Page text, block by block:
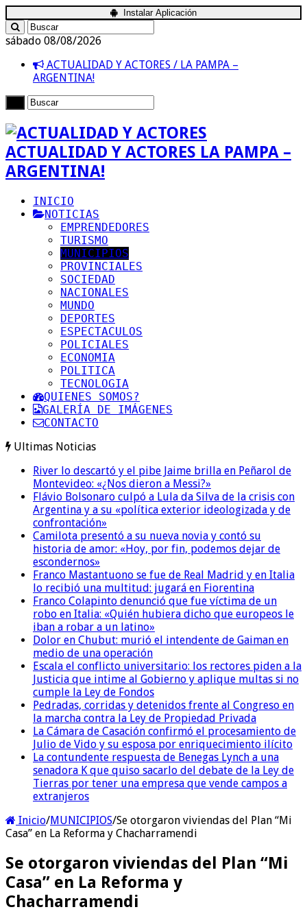
Instalar Aplicación
sábado 08/08/2026
ACTUALIDAD Y ACTORES / LA PAMPA –
ARGENTINA!
ACTUALIDAD Y ACTORES LA PAMPA –
ARGENTINA!
INICIO
NOTICIAS
EMPRENDEDORES
TURISMO
MUNICIPIOS
PROVINCIALES
SOCIEDAD
NACIONALES
MUNDO
DEPORTES
ESPECTACULOS
POLICIALES
ECONOMIA
POLITICA
TECNOLOGIA
QUIENES SOMOS?
GALERÍA DE IMÁGENES
CONTACTO
Ultimas Noticias
River lo descartó y el pibe Jaime brilla en Peñarol de
Montevideo: «¿Nos dieron a Messi?»
Flávio Bolsonaro culpó a Lula da Silva de la crisis con
Argentina y a su «política exterior ideologizada y de
confrontación»
Camilota presentó a su nueva novia y contó su
historia de amor: «Hoy, por fin, podemos dejar de
escondernos»
Franco Mastantuono se fue de Real Madrid y en Italia
lo recibió una multitud: jugará en Fiorentina
Franco Colapinto denunció que fue víctima de un
robo en Italia: «Quién hubiera dicho que europeos le
iban a robar a un latino»
Dolor en Chubut: murió el intendente de Gaiman en
medio de una operación
Escala el conflicto universitario: los rectores piden a la
Justicia que intime al Gobierno y aplique multas si no
cumple la Ley de Fondos
Pedradas, corridas y detenidos frente al Congreso en
la marcha contra la Ley de Propiedad Privada
La Cámara de Casación confirmó el procesamiento de
Julio de Vido y su esposa por enriquecimiento ilícito
La contundente respuesta de Benegas Lynch a una
senadora K que quiso sacarlo del debate de la Ley de
Tierras por tener una empresa que vende campos a
extranjeros
Inicio/MUNICIPIOS/Se otorgaron viviendas del Plan “Mi
Casa” en La Reforma y Chacharramendi
Se otorgaron viviendas del Plan “Mi
Casa” en La Reforma y
Chacharramendi